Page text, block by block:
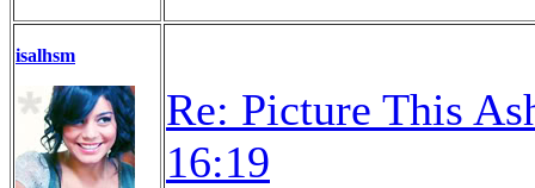
isalhsm
Re: Picture This
16:19